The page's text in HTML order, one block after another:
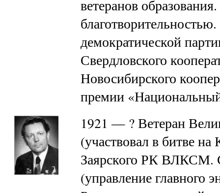
ветеранов
демократической
Свердловского
Новосибирского
премии
1921 — ? Ветеран
(участвовал в битве
Заярского РК ВЛКСМ.
(управление главного